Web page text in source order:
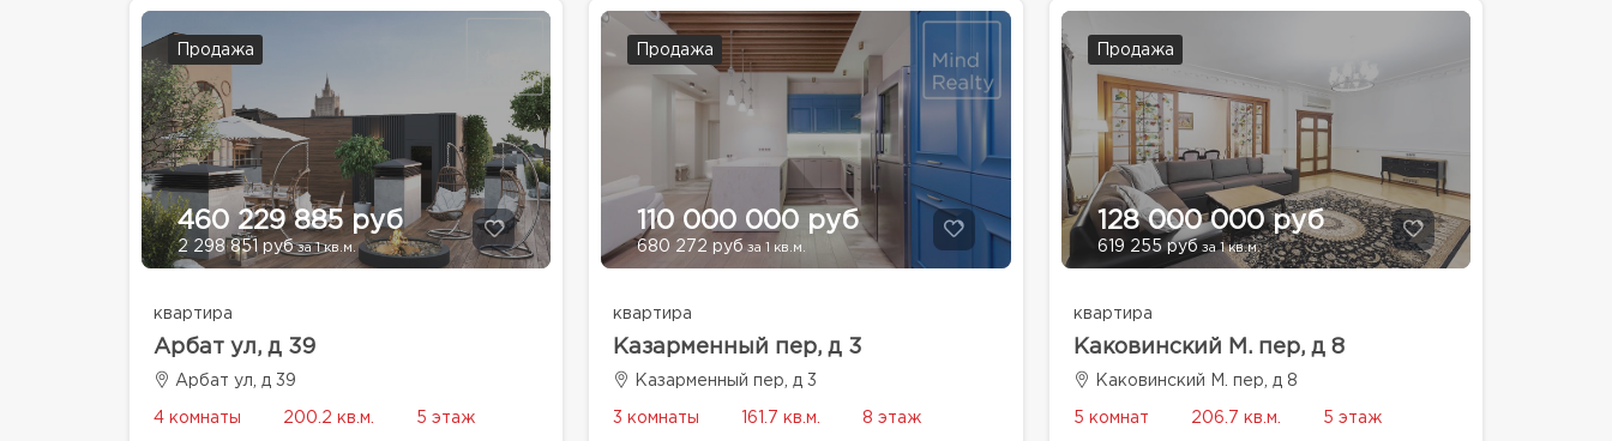
Продажа
460 229 885 руб
2 298 851 рубза 1 кв.м.
квартира
Арбат ул, д 39
Арбат ул, д 39
4 комнаты 200.2 кв.м. 5 этаж
Продажа
110 000 000 руб
680 272 руб за 1 кв.м.
квартира
Казарменный пер, д 3
Казарменный пер, д 3
3 комнаты 161.7 кв.м. 8 этаж
Продажа
128 000 000 руб
619 255 руб за 1 кв.м.
квартира
Каковинский М. пер, д 8
Каковинский М. пер, д 8
5 комнат 206.7 кв.м. 5 этаж